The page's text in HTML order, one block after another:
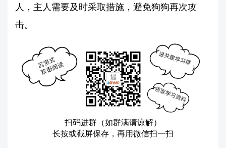
人，主人需要及时采取措施，避免狗狗再次攻
击。
扫码进群（如群满请谅解）
长按或截屏保存，再用微信扫一扫